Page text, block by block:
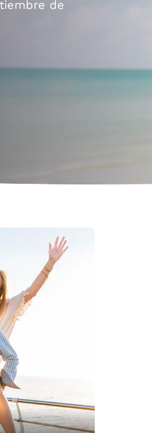
Español
English
English
de